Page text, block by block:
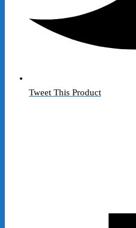
Tweet This Product